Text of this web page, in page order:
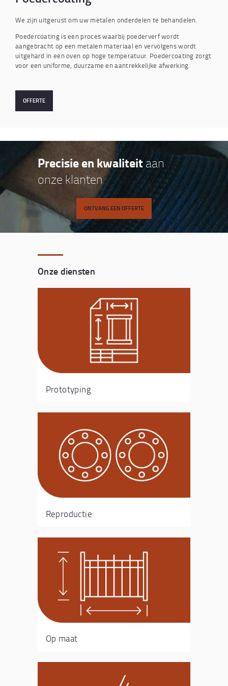
We zijn uitgerust om uw metalen onderdelen te behandelen.
Poedercoating is een proces waarbij poederverf wordt
aangebracht op een metalen materiaal en vervolgens wordt
uitgehard in een oven op hoge temperatuur. Poedercoating zorgt
voor een uniforme, duurzame en aantrekkelijke afwerking.
OFFERTE
Precisie en kwaliteitaan
onze klanten
ONTVANG EEN OFFERTE
Onze diensten
Prototyping
Reproductie
Op maat